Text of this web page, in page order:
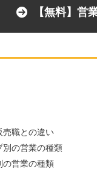
【無料】営
売職との違い
別の営業の種類
の営業の種類